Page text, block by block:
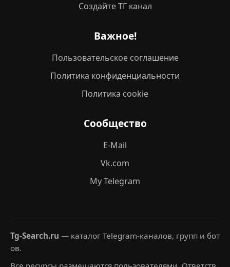
Создайте ТГ канал
Важное!
Пользовательское соглашение
Политика конфиденциальности
Политика cookie
Сообщество
E-Mail
Vk.com
My Telegram
Tg-Search.ru — каталог Telegram-каналов, групп и бот
ов.